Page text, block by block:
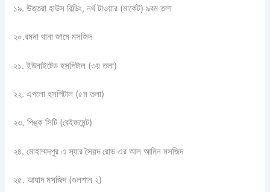
১৯. উত্তরা হাউস বিল্ডিং, নর্থ টাওয়ার (মার্কেট) ৯বম তলা
২০.রমনা থানা জামে মসজিদ
২১. ইউনাইটেড হসপিটাল (৩য় তলা)
২২. এপলো হসপিটাল (৫ম তলা)
২৩. পিঙ্ক সিটি (বেইজমেন্ট)
২৪. মোহাম্মদপুর এ স্যার সৈয়দ রোড এর আল আমিন মসজিদ
২৫. আযাদ মসজিদ (গুলশান ২)